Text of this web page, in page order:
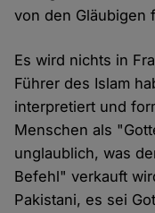
von den Gläubigen
Es wird nichts in
Führer des Islam
interpretiert und
Menschen als
unglaublich, was
Befehl" verkauft
Pakistani, es sei